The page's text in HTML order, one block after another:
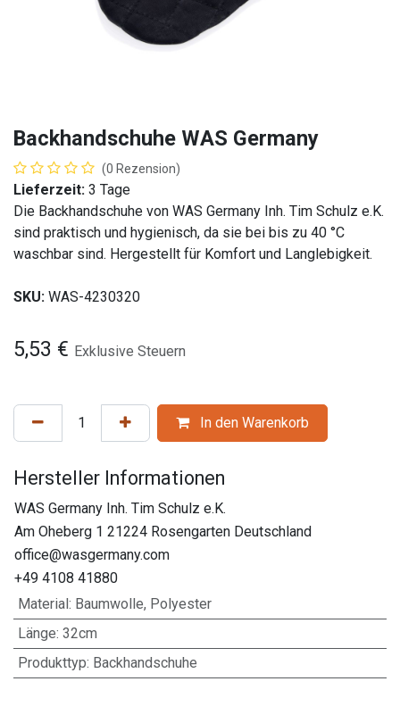
Backhandschuhe WAS Germany
(0 Rezension)
Lieferzeit: 3 Tage
Die Backhandschuhe von WAS Germany Inh. Tim Schulz e.K.
sind praktisch und hygienisch, da sie bei bis zu 40 °C
waschbar sind. Hergestellt für Komfort und Langlebigkeit.
SKU: WAS-4230320
5,53 € Exklusive Steuern
In den Warenkorb
Hersteller Informationen
WAS Germany Inh. Tim Schulz e.K.
Am Oheberg 1 21224 Rosengarten Deutschland
office@wasgermany.com
+49 4108 41880
Material: Baumwolle, Polyester
Länge: 32cm
Produkttyp: Backhandschuhe